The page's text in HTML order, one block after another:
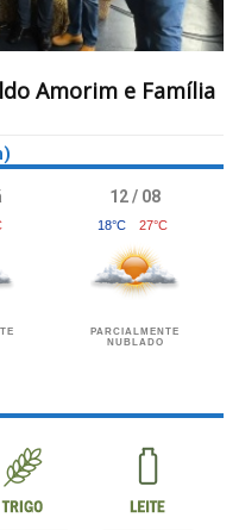
Amorim e Família
12 / 08
18°C 27°C
PARCIALMENTE
NUBLADO